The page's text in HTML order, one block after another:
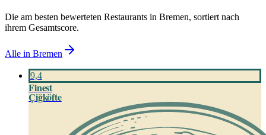
Die am besten bewerteten Restaurants in Bremen, sortiert nach
ihrem Gesamtscore.
Alle in Bremen
9,4
Finest
Çiğköfte